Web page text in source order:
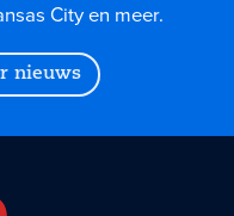
City en meer.
nieuws